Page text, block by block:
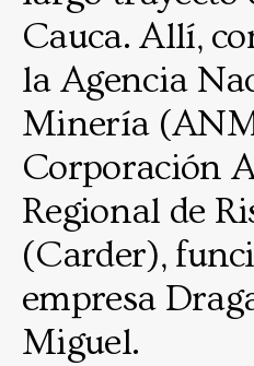
Cauca. Allí,
la Agencia
Minería
Corporación
Regional de
(Carder),
empresa
Miguel.